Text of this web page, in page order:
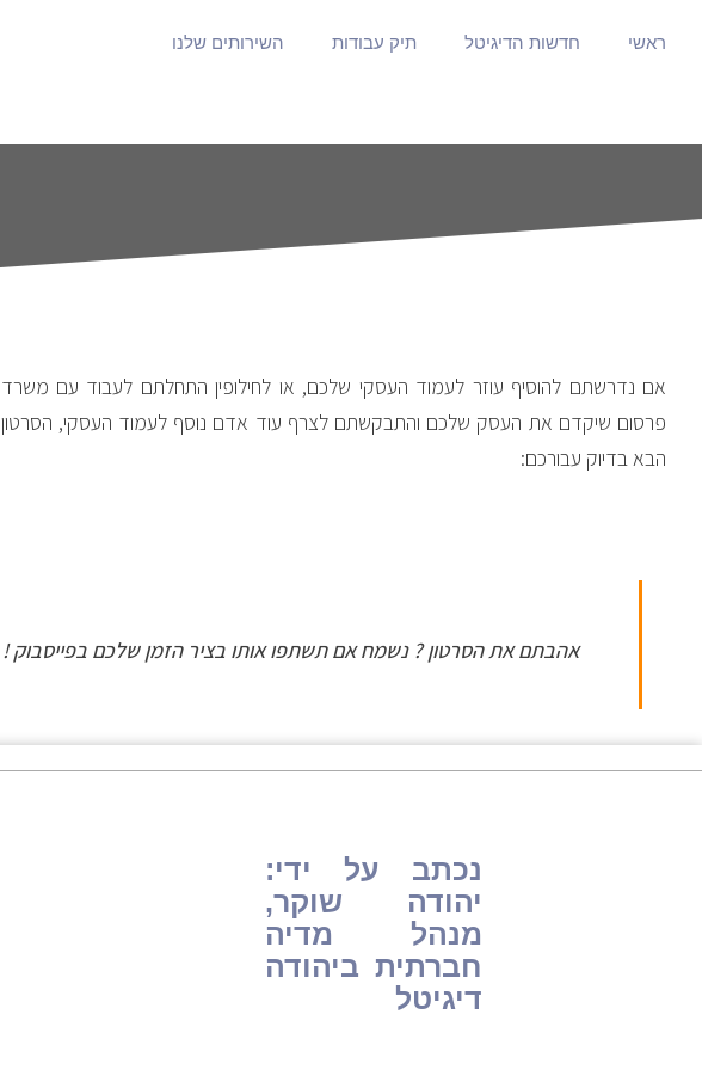
ראשי חדשות הדיגיטל תיק עבודות השירותים שלנו
אם נדרשתם להוסיף עוזר לעמוד העסקי שלכם, או לחילופין התחלתם לעבוד עם משרד
פרסום שיקדם את העסק שלכם והתבקשתם לצרף עוד אדם נוסף לעמוד העסקי, הסרטון
הבא בדיוק עבורכם:
אהבתם את הסרטון ? נשמח אם תשתפו אותו בציר הזמן שלכם בפייסבוק !
נכתב על ידי:
יהודה שוקר,
מנהל מדיה
חברתית ביהודה
דיגיטל